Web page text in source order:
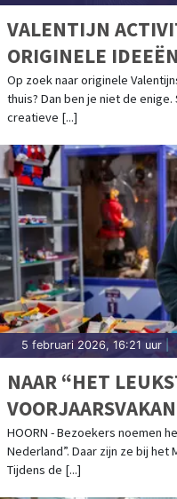
VALENTIJN
ORIGINELE
THUIS
Op zoek naar originele
thuis? Dan ben je niet de
creatieve [...]
5 februari 2026, 16:21 uur |
NAAR “HET
HOORN - Bezoekers noemen
Nederland”. Daar zijn ze bij het
Tijdens de [...]